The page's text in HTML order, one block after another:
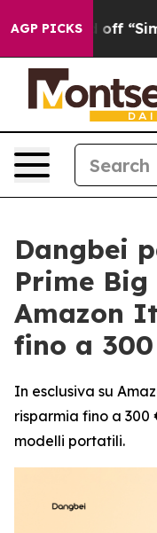
AGP PICKS
Laid off “Simply
Dangbei
Prime
Amazon
fino a
In esclusiva su
risparmia fino a 300
modelli portatili.